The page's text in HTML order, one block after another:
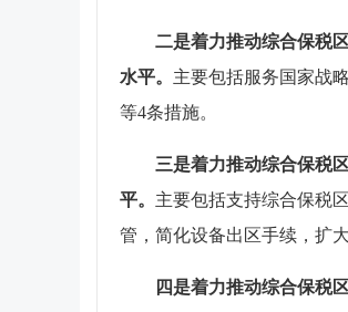
二是着力推动综合保税
水平。 主要包括服务国家战
等4条措施。
三是着力推动综合保税
平。 主要包括支持综合保税
管，简化设备出区手续，扩
四是着力推动综合保税